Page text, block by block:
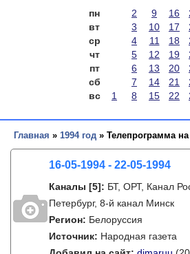
пн 2 9 16
вт
3 10 17
ср
4 11 18
чт
5 12 19
пт
6 13 20
сб
7 14 21
вс
1 8 15 22
Главная » 1994 год » Телепрограмма на
16-05-1994 - 22-05-1994
Каналы [5]: БТ, ОРТ, Канал
Петербург, 8-й канал Минск
Регион: Белоруссия
Источник: Народная газета